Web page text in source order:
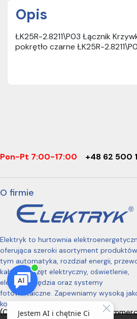
Opis
ŁK25R-2.8211\P03 Łącznik
pokrętło czarne ŁK25R-
Pon-Pt 7:00-17:00 +48 62 500
O firmie
Elektryk to hurtownia
oferująca szeroki asortyment
tym automatyka, rozdział energii,
kable, osprzęt elektryczny, oświetlenie,
elektronarzędzia oraz systemy
fotowoltaiczne. Zapewniamy wysoką
konkurencyjne ceny.
(C) 2026 One Omnichannel